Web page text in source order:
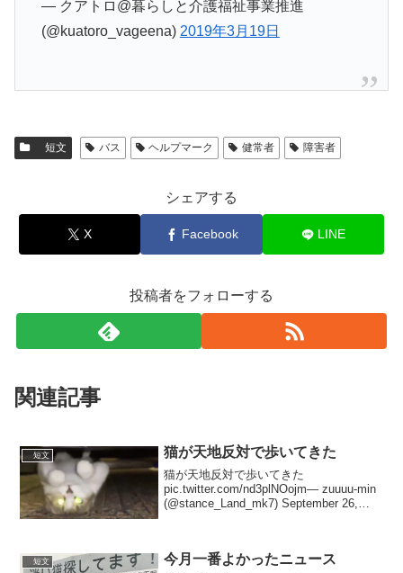
— クアトロ@暮らしと介護福祉事業推進
(@kuatoro_vageena) 2019年3月19日
短文 バス ヘルプマーク 健常者 障害者
シェアする
X Facebook LINE
投稿者をフォローする
関連記事
短文 猫が天地反対で歩いてきた
猫が天地反対で歩いてきた
pic.twitter.com/nd3plNOojm— zuuuu-min
(@stance_Land_mk7) September 26,
短文 今月一番よかったニュース